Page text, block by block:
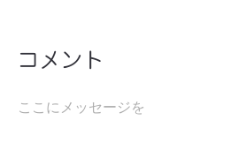
コメント